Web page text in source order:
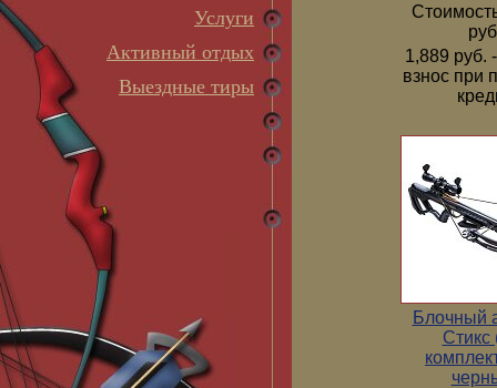
Услуги
Активный отдых
Выездные тиры
1,889 руб.
взнос при
Блочный
Стикс